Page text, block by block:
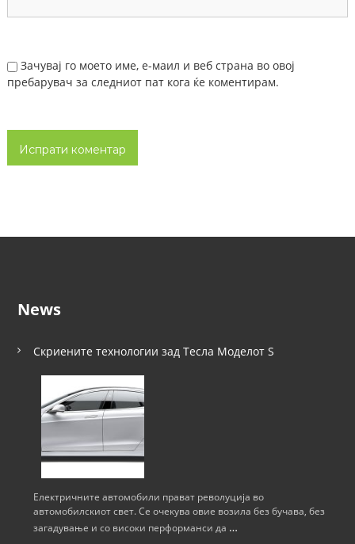
Зачувај го моето име, е-маил и веб страна во овој
пребарувач за следниот пат кога ќе коментирам.
News
Скриените технологии зад Тесла Моделот S
Електричните автомобили прават револуција во
автомобилскиот свет. Се очекува овие возила без бучава, без
загадување и со високи перформанси да …